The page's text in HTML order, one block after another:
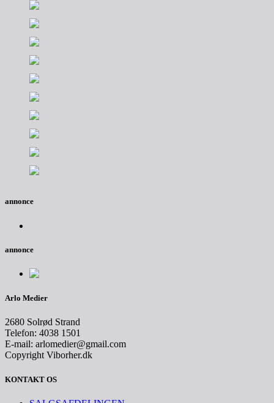
annonce
annonce
Arlo Medier
2680 Solrød Strand
Telefon: 4038 1501
E-mail: arlomedier@gmail.com
Copyright Viborher.dk
KONTAKT OS